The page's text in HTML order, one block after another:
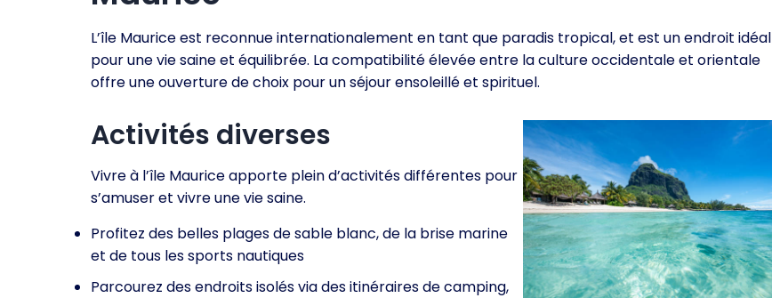
L’île Maurice est reconnue internationalement en tant que paradis tropical, et est un endroit idéal
pour une vie saine et équilibrée. La compatibilité élevée entre la culture occidentale et orientale
offre une ouverture de choix pour un séjour ensoleillé et spirituel.
Activités diverses
Vivre à l’île Maurice apporte plein d’activités différentes pour
s’amuser et vivre une vie saine.
Profitez des belles plages de sable blanc, de la brise marine
et de tous les sports nautiques
Parcourez des endroits isolés via des itinéraires de camping,